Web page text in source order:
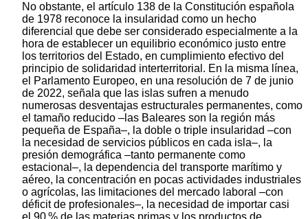
No obstante, el artículo 138 de la Constitución española
de 1978 reconoce la insularidad como un hecho
diferencial que debe ser considerado especialmente a la
hora de establecer un equilibrio económico justo entre
los territorios del Estado, en cumplimiento efectivo del
principio de solidaridad interterritorial. En la misma línea,
el Parlamento Europeo, en una resolución de 7 de junio
de 2022, señala que las islas sufren a menudo
numerosas desventajas estructurales permanentes, como
el tamaño reducido –las Baleares son la región más
pequeña de España–, la doble o triple insularidad –con
la necesidad de servicios públicos en cada isla–, la
presión demográfica –tanto permanente como
estacional–, la dependencia del transporte marítimo y
aéreo, la concentración en pocas actividades industriales
o agrícolas, las limitaciones del mercado laboral –con
déficit de profesionales–, la necesidad de importar casi